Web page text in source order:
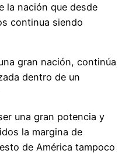
la nación que desde
continua siendo
gran nación, continúa
dentro de un
una gran potencia y
la margina de
de América tampoco